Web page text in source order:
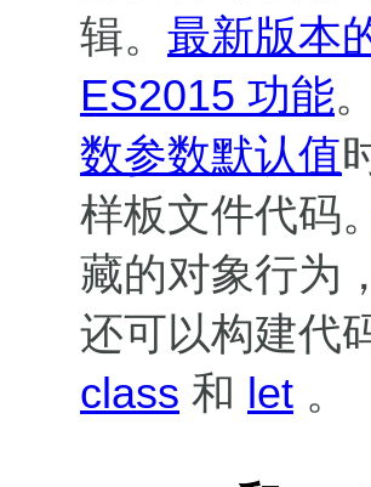
辑。 最新版本
ES2015 功能
数参数默认值
样板文件代码。
藏的对象行为
还可以构建代
class 和 let 。